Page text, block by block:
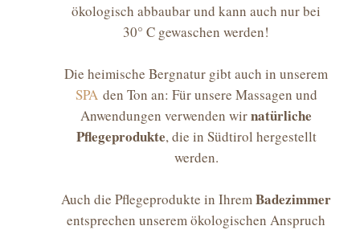
ökologisch abbaubar und kann auch nur bei
30° C gewaschen werden!
Die heimische Bergnatur gibt auch in unserem
SPA den Ton an: Für unsere Massagen und
Anwendungen verwenden wirnatürliche
Pflegeprodukte, die in Südtirol hergestellt
werden.
Auch die Pflegeprodukte in Ihrem Badezimmer
entsprechen unserem ökologischen Anspruch